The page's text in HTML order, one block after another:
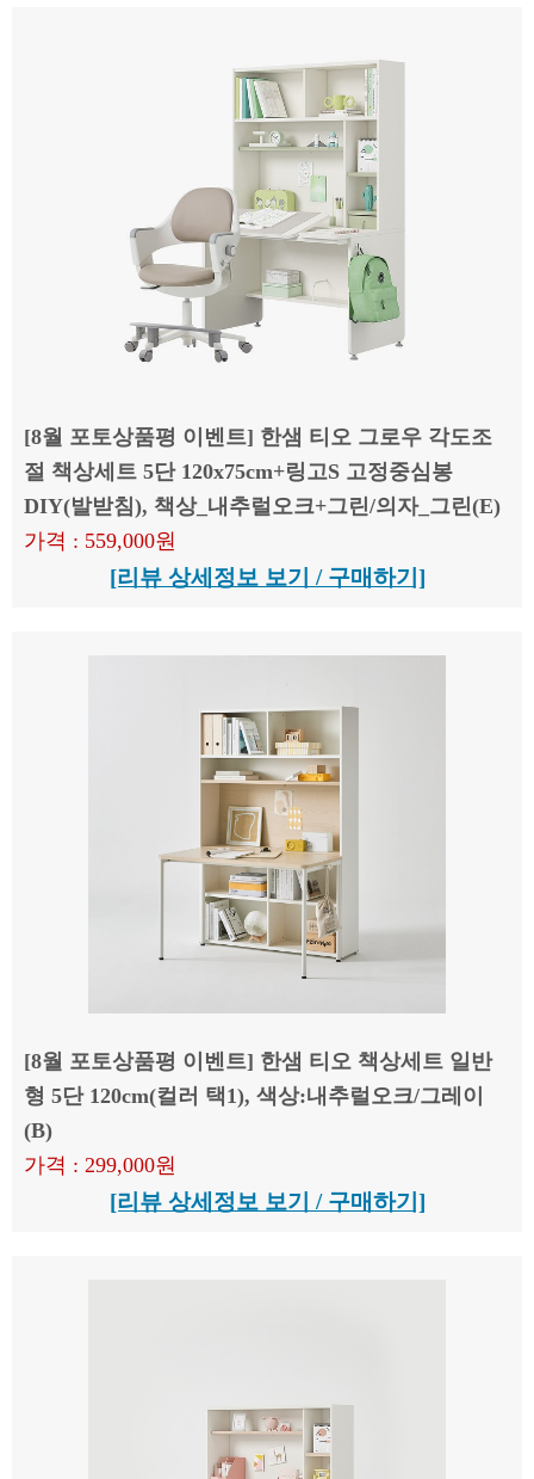
[8월 포토상품평 이벤트] 한샘 티오 그로우 각도조
절 책상세트 5단 120x75cm+링고S 고정중심봉
DIY(발받침), 책상_내추럴오크+그린/의자_그린(E)
가격 : 559,000원
[리뷰 상세정보 보기 / 구매하기]
[8월 포토상품평 이벤트] 한샘 티오 책상세트 일반
형 5단 120cm(컬러 택1), 색상:내추럴오크/그레이
(B)
가격 : 299,000원
[리뷰 상세정보 보기 / 구매하기]